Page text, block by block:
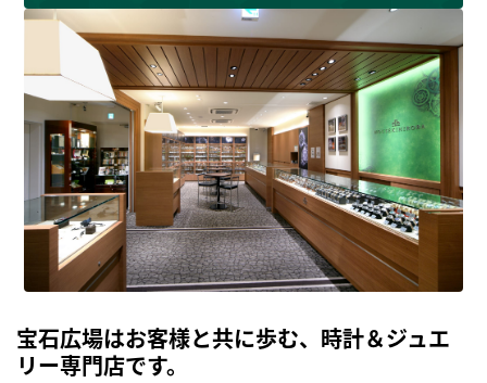
宝石広場はお客様と共に歩む、時計＆ジュエ
リー専門店です。